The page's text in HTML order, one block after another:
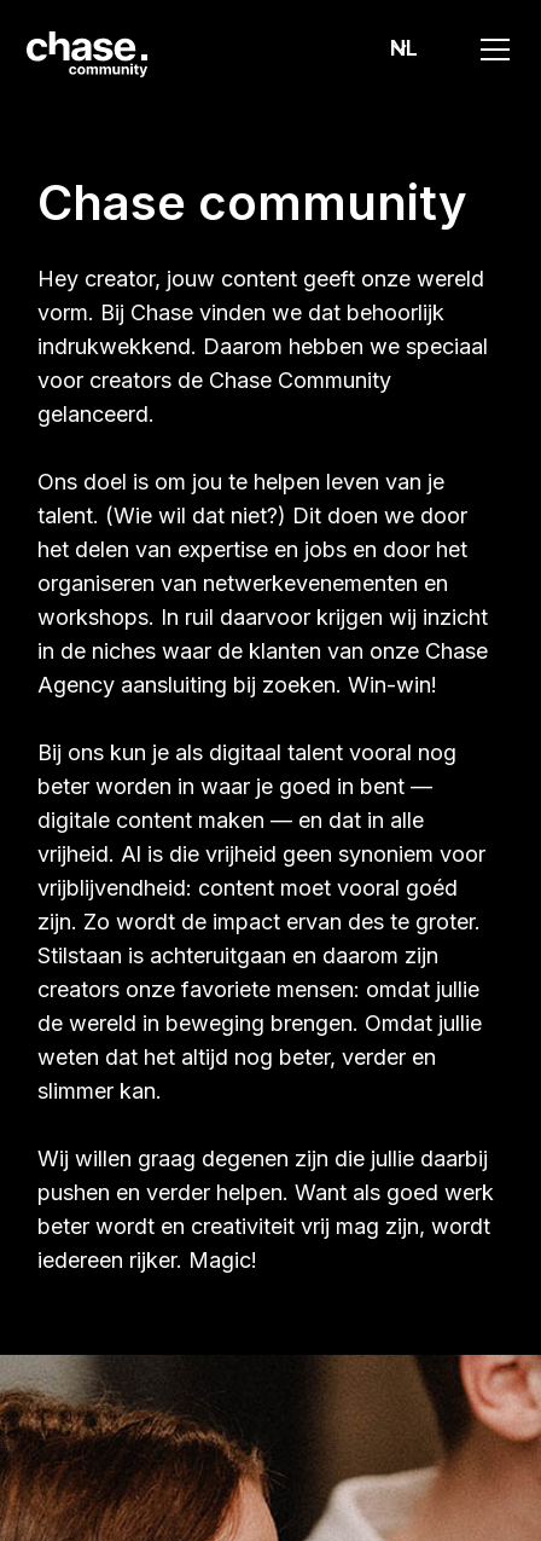
NL
Chase community
Hey creator, jouw content geeft onze wereld
vorm. Bij Chase vinden we dat behoorlijk
indrukwekkend. Daarom hebben we speciaal
voor creators de Chase Community
gelanceerd.
Ons doel is om jou te helpen leven van je
talent. (Wie wil dat niet?) Dit doen we door
het delen van expertise en jobs en door het
organiseren van netwerkevenementen en
workshops. In ruil daarvoor krijgen wij inzicht
in de niches waar de klanten van onze Chase
Agency aansluiting bij zoeken. Win-win!
Bij ons kun je als digitaal talent vooral nog
beter worden in waar je goed in bent —
digitale content maken — en dat in alle
vrijheid. Al is die vrijheid geen synoniem voor
vrijblijvendheid: content moet vooral goéd
zijn. Zo wordt de impact ervan des te groter.
Stilstaan is achteruitgaan en daarom zijn
creators onze favoriete mensen: omdat jullie
de wereld in beweging brengen. Omdat jullie
weten dat het altijd nog beter, verder en
slimmer kan.
Wij willen graag degenen zijn die jullie daarbij
pushen en verder helpen. Want als goed werk
beter wordt en creativiteit vrij mag zijn, wordt
iedereen rijker. Magic!